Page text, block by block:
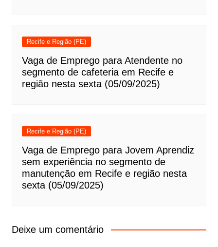
Recife e Região (PE)
Vaga de Emprego para Atendente no
segmento de cafeteria em Recife e
região nesta sexta (05/09/2025)
Recife e Região (PE)
Vaga de Emprego para Jovem Aprendiz
sem experiência no segmento de
manutenção em Recife e região nesta
sexta (05/09/2025)
Deixe um comentário